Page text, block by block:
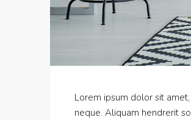
Lorem ipsum dolor sit
neque. Aliquam hendrerit